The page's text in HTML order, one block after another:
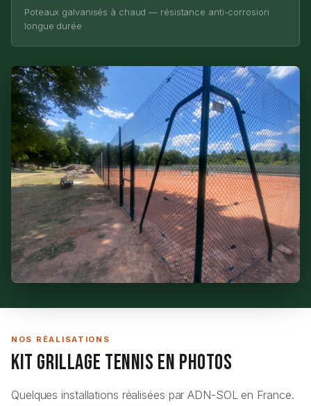
Poteaux galvanisés à chaud — résistance anti-corrosion
longue durée
NOS RÉALISATIONS
Kit Grillage Tennis en Photos
Quelques installations réalisées par ADN-SOL en France.